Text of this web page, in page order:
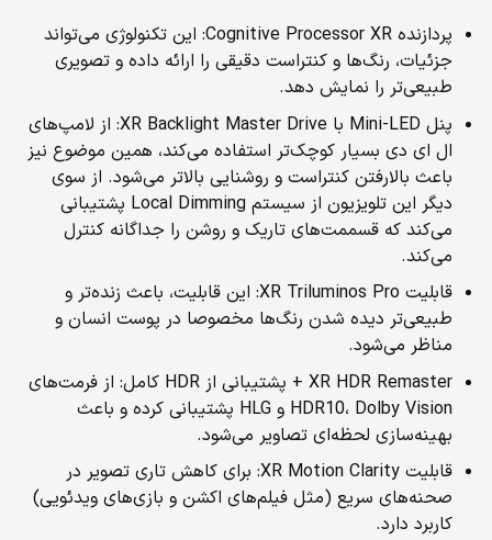
پردازنده Cognitive Processor XR: این تکنولوژی می‌تواند
جزئیات، رنگ‌ها و کنتراست دقیقی را ارائه داده و تصویری
طبیعی‌تر را نمایش دهد.
پنل Mini-LED با XR Backlight Master Drive: از لامپ‌های
ال ای دی بسیار کوچک‌تر استفاده می‌کند، همین موضوع نیز
باعث بالارفتن کنتراست و روشنایی بالاتر می‌شود. از سوی
دیگر این تلویزیون از سیستم Local Dimming پشتیبانی
می‌کند که قسممت‌های تاریک و روشن را جداگانه کنترل
می‌کند.
قابلیت XR Triluminos Pro: این قابلیت، باعث زنده‌تر و
طبیعی‌تر دیده شدن رنگ‌ها مخصوصا در پوست انسان و
مناظر می‌شود.
XR HDR Remaster + پشتیبانی از HDR کامل: از فرمت‌های
HDR10، Dolby Vision و HLG پشتیبانی کرده و باعث
بهینه‌سازی لحظه‌ای تصاویر می‌شود.
قابلیت XR Motion Clarity: برای کاهش تاری تصویر در
صحنه‌های سریع (مثل فیلم‌های اکشن و بازی‌های ویدئویی)
کاربرد دارد.